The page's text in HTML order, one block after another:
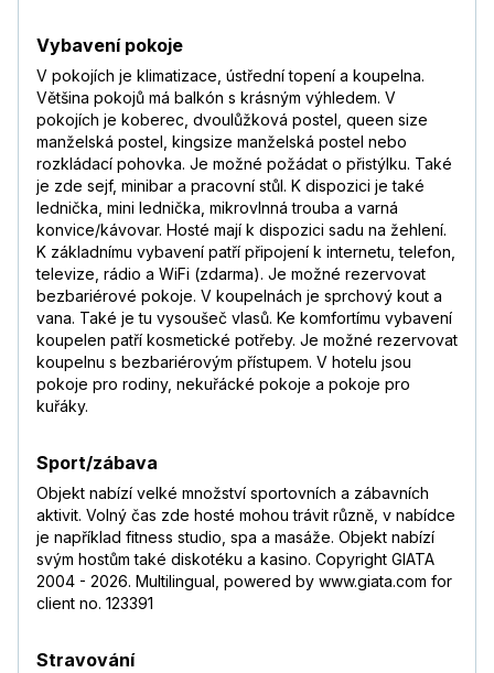
Vybavení pokoje
V pokojích je klimatizace, ústřední topení a koupelna.
Většina pokojů má balkón s krásným výhledem. V
pokojích je koberec, dvoulůžková postel, queen size
manželská postel, kingsize manželská postel nebo
rozkládací pohovka. Je možné požádat o přistýlku. Také
je zde sejf, minibar a pracovní stůl. K dispozici je také
lednička, mini lednička, mikrovlnná trouba a varná
konvice/kávovar. Hosté mají k dispozici sadu na žehlení.
K základnímu vybavení patří připojení k internetu, telefon,
televize, rádio a WiFi (zdarma). Je možné rezervovat
bezbariérové pokoje. V koupelnách je sprchový kout a
vana. Také je tu vysoušeč vlasů. Ke komfortímu vybavení
koupelen patří kosmetické potřeby. Je možné rezervovat
koupelnu s bezbariérovým přístupem. V hotelu jsou
pokoje pro rodiny, nekuřácké pokoje a pokoje pro
kuřáky.
Sport/zábava
Objekt nabízí velké množství sportovních a zábavních
aktivit. Volný čas zde hosté mohou trávit různě, v nabídce
je například fitness studio, spa a masáže. Objekt nabízí
svým hostům také diskotéku a kasino. Copyright GIATA
2004 - 2026. Multilingual, powered by www.giata.com for
client no. 123391
Stravování